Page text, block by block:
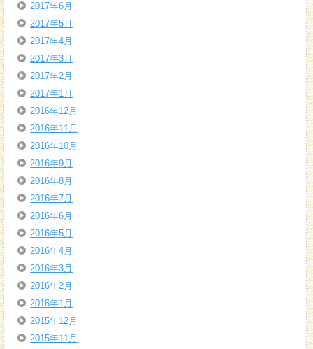
2017年6月
2017年5月
2017年4月
2017年3月
2017年2月
2017年1月
2016年12月
2016年11月
2016年10月
2016年9月
2016年8月
2016年7月
2016年6月
2016年5月
2016年4月
2016年3月
2016年2月
2016年1月
2015年12月
2015年11月